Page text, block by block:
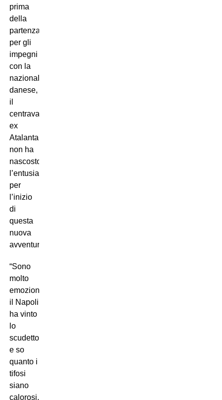
prima
della
partenza
per gli
impegni
con la
nazionale
danese,
il
centravanti
ex
Atalanta
non ha
nascosto
l’entusiasmo
per
l’inizio
di
questa
nuova
avventura:
“Sono
molto
emozionato,
il Napoli
ha vinto
lo
scudetto
e so
quanto i
tifosi
siano
calorosi.